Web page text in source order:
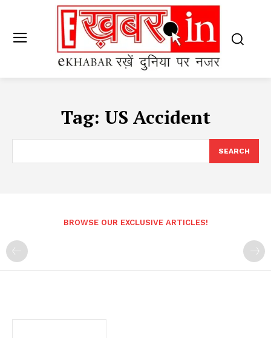
Tag: US Accident
SEARCH
BROWSE OUR EXCLUSIVE ARTICLES!